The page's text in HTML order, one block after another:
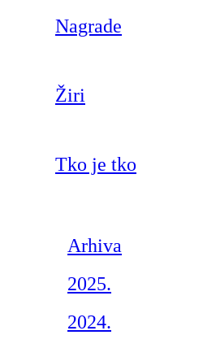
Nagrade
Žiri
Tko je tko
Arhiva
2025.
2024.